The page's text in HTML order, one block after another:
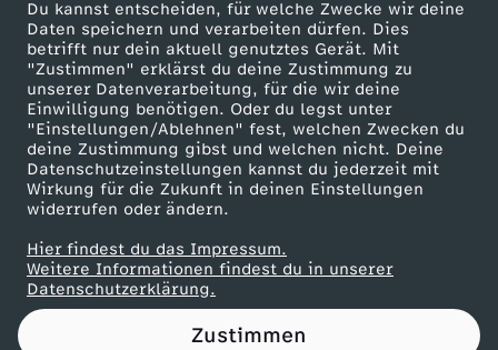
Du kannst entscheiden, für welche Zwecke wir deine
Daten speichern und verarbeiten dürfen. Dies
betrifft nur dein aktuell genutztes Gerät. Mit
"Zustimmen" erklärst du deine Zustimmung zu
unserer Datenverarbeitung, für die wir deine
Einwilligung benötigen. Oder du legst unter
"Einstellungen/Ablehnen" fest, welchen Zwecken du
deine Zustimmung gibst und welchen nicht. Deine
Datenschutzeinstellungen kannst du jederzeit mit
Wirkung für die Zukunft in deinen Einstellungen
widerrufen oder ändern.
Hier findest du das Impressum.
Weitere Informationen findest du in unserer
Datenschutzerklärung.
Zustimmen
G
r
u
p
p
e
ZDF goes Schule
Werbefernsehen
Mainzelmännchen
Partner